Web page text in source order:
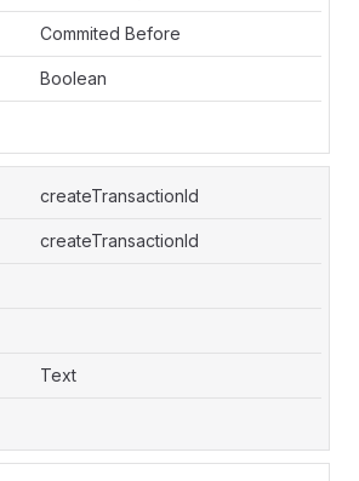
Commited Before
Boolean
createTransactionId
createTransactionId
Text